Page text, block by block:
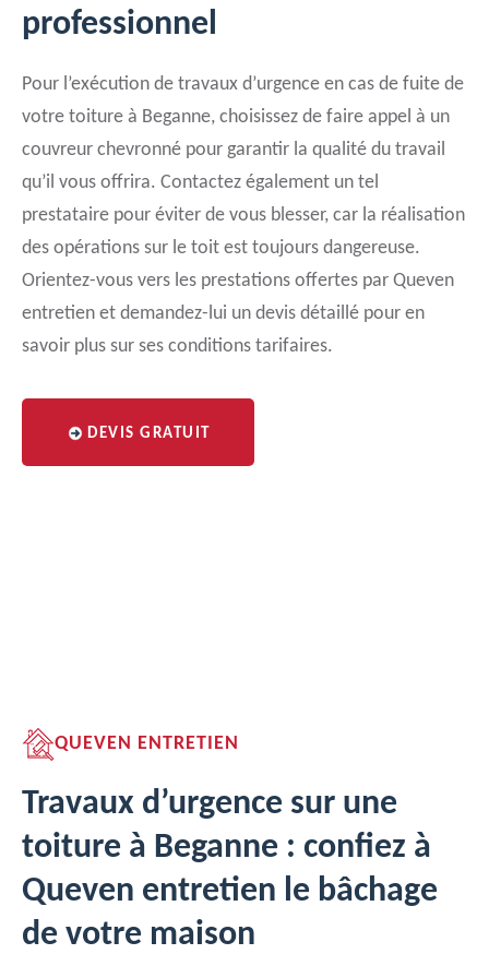
professionnel
Pour l’exécution de travaux d’urgence en cas de fuite de
votre toiture à Beganne, choisissez de faire appel à un
couvreur chevronné pour garantir la qualité du travail
qu’il vous offrira. Contactez également un tel
prestataire pour éviter de vous blesser, car la réalisation
des opérations sur le toit est toujours dangereuse.
Orientez-vous vers les prestations offertes par Queven
entretien et demandez-lui un devis détaillé pour en
savoir plus sur ses conditions tarifaires.
DEVIS GRATUIT
QUEVEN ENTRETIEN
Travaux d’urgence sur une
toiture à Beganne : confiez à
Queven entretien le bâchage
de votre maison